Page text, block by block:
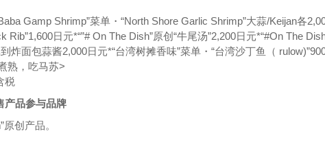
Gamp Shrimp”菜单・“North Shore Garlic Shrimp”大蒜/Keijan各
Rib”1,600日元*“”# On The Dish”原创“牛尾汤”2,200日元*“#On The
炸面包蒜酱2,000日元*“台湾树摊香味”菜单・“台湾沙丁鱼（
熟，吃马苏>
税
产品参与品牌
创产品。